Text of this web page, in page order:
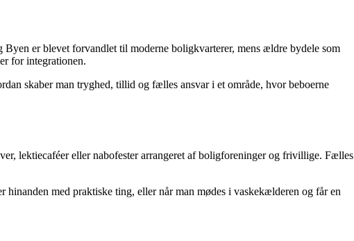
er blevet forvandlet til moderne boligkvarterer, mens ældre bydele som
for integrationen.
skaber man tryghed, tillid og fælles ansvar i et område, hvor beboerne
lektiecaféer eller nabofester arrangeret af boligforeninger og frivillige. Fælles
med praktiske ting, eller når man mødes i vaskekælderen og får en